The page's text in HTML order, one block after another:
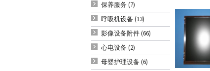
保养服务 (7)
呼吸机设备 (13)
影像设备附件 (66)
心电设备 (2)
母婴护理设备 (6)